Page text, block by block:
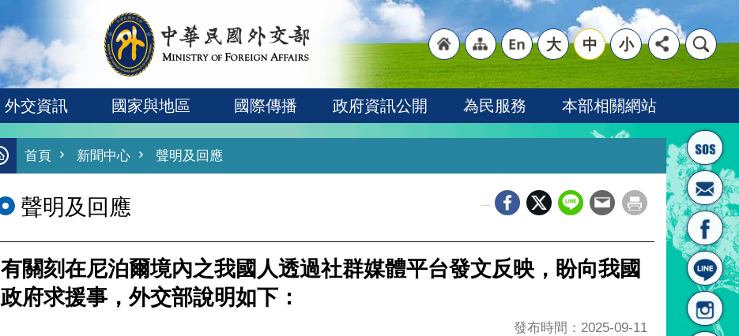
首頁
"網
站導
"英
文語
大 中 小
外交資訊 國家與地區 國際傳播 政府資訊公開 為民服務 本部相關網站
首頁 新聞中心 聲明及回應
聲明及回應
有關刻在尼泊爾境內之我國人透過社群媒體平台發文反映，盼向我國
政府求援事，外交部說明如下：
發布時間：2025-09-11